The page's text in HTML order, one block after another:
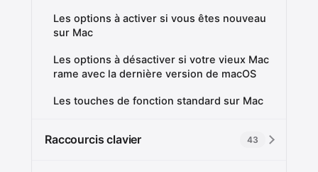
Les options à activer si vous êtes nouveau
sur Mac
Les options à désactiver si votre vieux Mac
rame avec la dernière version de macOS
Les touches de fonction standard sur Mac
Raccourcis clavier 43